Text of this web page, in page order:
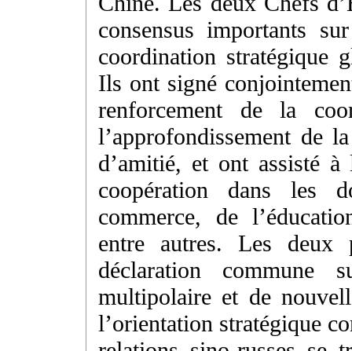
consensus importants
coordination stratégique
Ils ont signé
renforcement de la
l’approfondissement de
d’amitié, et ont assisté
coopération dans les
commerce, de
entre autres. Les deux
déclaration commune
multipolaire et de
l’orientation stratégique